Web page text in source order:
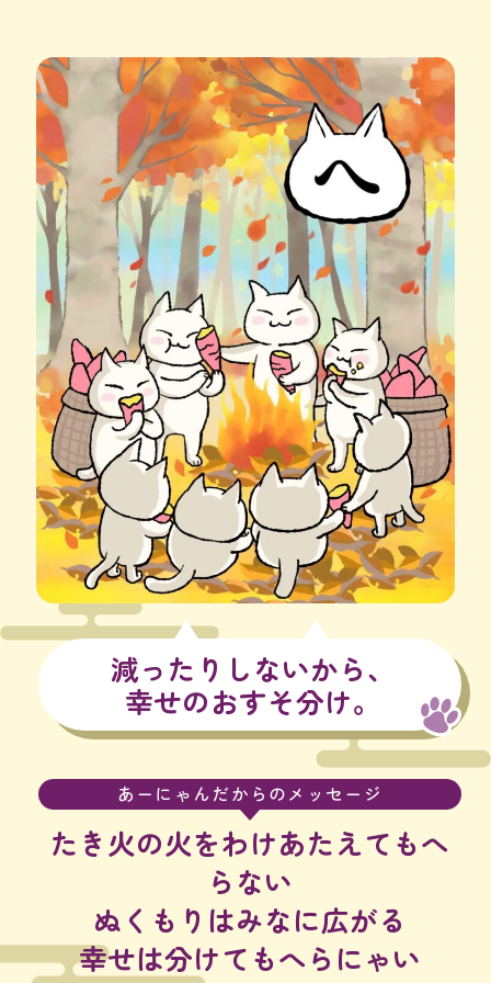
減ったりしないから、
幸せのおすそ分け。
あーにゃんだからのメッセージ
たき火の火をわけあたえてもへ
らない
ぬくもりはみなに広がる
幸せは分けてもへらにゃい